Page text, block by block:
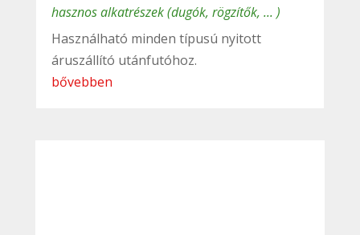
hasznos alkatrészek (dugók, rögzítők, ... )
Használható minden típusú nyitott
áruszállító utánfutóhoz.
bővebben